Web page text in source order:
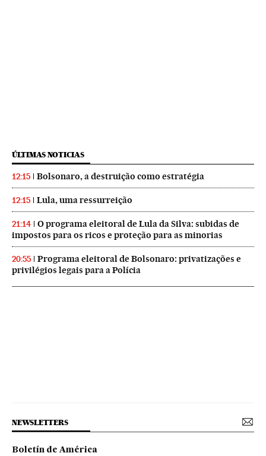
ÚLTIMAS NOTICIAS
12:15 Bolsonaro, a destruição como estratégia
12:15 Lula, uma ressurreição
21:14
O programa eleitoral de Lula da Silva: subidas de
impostos para os ricos e proteção para as minorias
20:55
Programa eleitoral de Bolsonaro: privatizações e
privilégios legais para a Polícia
NEWSLETTERS
Boletín de América